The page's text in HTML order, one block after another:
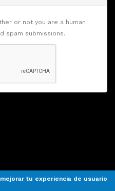
or not you are a human
spam submissions.
tu experiencia de usuario